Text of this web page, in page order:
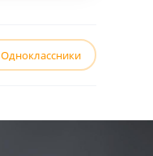
Одноклассники